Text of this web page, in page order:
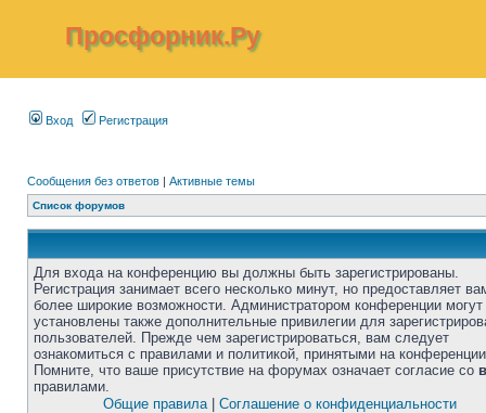
Просфорник.Ру
Вход Регистрация
Сообщения без ответов | Активные темы
Список форумов
Для входа на конференцию вы должны быть зарегистрированы.
Регистрация занимает всего несколько минут, но предоставляет
более широкие возможности. Администратором конференции
установлены также дополнительные привилегии для
пользователей. Прежде чем зарегистрироваться, вам следует
ознакомиться с правилами и политикой, принятыми на
Помните, что ваше присутствие на форумах означает согласие со
правилами.
Общие правила| Соглашение о конфиденциальности